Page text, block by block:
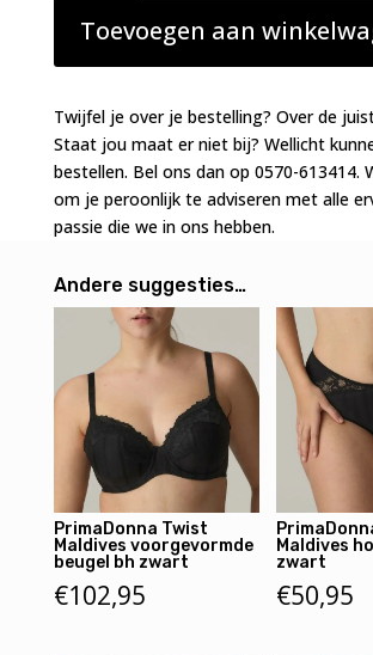
voorgevormde
beugel
bh
aantal
Toevoegen aan
Twijfel je over je bestelling? Over de
Staat jou maat er niet bij? Wellicht
bestellen. Bel ons dan op 0570-613414.
om je peroonlijk te adviseren met alle
passie die we in ons hebben.
Andere suggesties…
PrimaDonna Twist
Maldives voorgevormde
beugel bh zwart
€102,95
Maldives
zwart
€50,95